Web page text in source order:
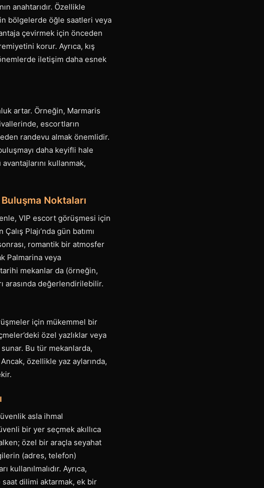
anahtarıdır. Özellikle
bölgelerde öğle saatleri veya
çevirmek için önceden
korur. Ayrıca, kış
iletişim daha esnek
artar. Örneğin, Marmaris
escortların
randevu almak önemlidir.
daha keyifli hale
kullanmak,
Noktaları
VIP escort görüşmesi için
Plajı’nda gün batımı
romantik bir atmosfer
Palmarina veya
mekanlar da (örneğin,
arasında değerlendirilebilir.
için mükemmel bir
özel yazlıklar veya
Bu tür mekanlarda,
özellikle yaz aylarında,
asla ihmal
bir yer seçmek akıllıca
özel bir araçla seyahat
(adres, telefon)
kullanılmalıdır. Ayrıca,
dilimi aktarmak, ek bir